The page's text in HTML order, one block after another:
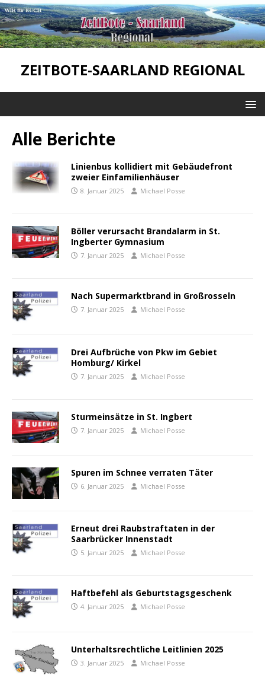
ZEITBOTE-SAARLAND REGIONAL
Alle Berichte
Linienbus kollidiert mit Gebäudefront
zweier Einfamilienhäuser
8. Januar 2025 Michael Posse
Böller verursacht Brandalarm in St.
Ingberter Gymnasium
7. Januar 2025 Michael Posse
Nach Supermarktbrand in Großrosseln
7. Januar 2025 Michael Posse
Drei Aufbrüche von Pkw im Gebiet
Homburg/ Kirkel
7. Januar 2025 Michael Posse
Sturmeinsätze in St. Ingbert
7. Januar 2025 Michael Posse
Spuren im Schnee verraten Täter
6. Januar 2025 Michael Posse
Erneut drei Raubstraftaten in der
Saarbrücker Innenstadt
5. Januar 2025 Michael Posse
Haftbefehl als Geburtstagsgeschenk
4. Januar 2025 Michael Posse
Unterhaltsrechtliche Leitlinien 2025
3. Januar 2025 Michael Posse